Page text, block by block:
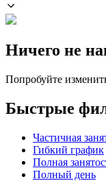
Ничего не
Попробуйте
Быстрые
Частичная
Гибкий график
Полная
Полный день